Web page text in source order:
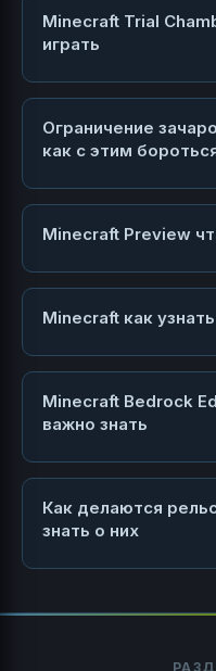
Minecraft Trial
играть
Ограничение
как с этим
Minecraft Preview
Minecraft как
Minecraft Bedrock
важно знать
Как делаются
знать о них